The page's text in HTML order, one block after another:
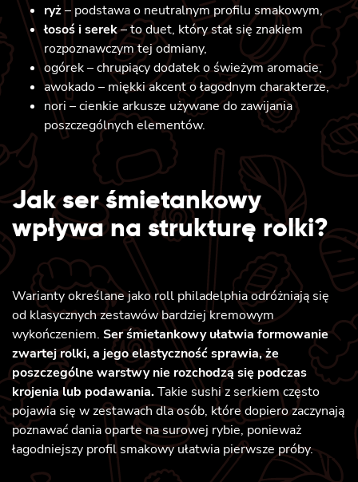
ryż– podstawa o neutralnym profilu smakowym,
łosoś i serek– to duet, który stał się znakiem
rozpoznawczym tej odmiany,
ogórek – chrupiący dodatek o świeżym aromacie,
awokado – miękki akcent o łagodnym charakterze,
nori – cienkie arkusze używane do zawijania
poszczególnych elementów.
Jak ser śmietankowy
wpływa na strukturę rolki?
Warianty określane jako roll philadelphia odróżniają się
od klasycznych zestawów bardziej kremowym
wykończeniem. Ser śmietankowy ułatwia formowanie
zwartej rolki, a jego elastyczność sprawia, że
poszczególne warstwy nie rozchodzą się podczas
krojenia lub podawania.Takie sushi z serkiem często
pojawia się w zestawach dla osób, które dopiero zaczynają
poznawać dania oparte na surowej rybie, ponieważ
łagodniejszy profil smakowy ułatwia pierwsze próby.